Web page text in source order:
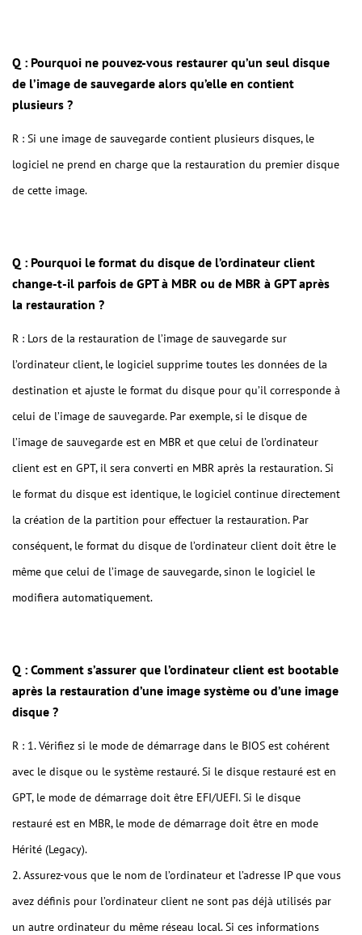
Q : Pourquoi ne pouvez-vous restaurer qu’un seul disque
de l’image de sauvegarde alors qu’elle en contient
plusieurs ?
R : Si une image de sauvegarde contient plusieurs disques, le
logiciel ne prend en charge que la restauration du premier disque
de cette image.
Q : Pourquoi le format du disque de l’ordinateur client
change-t-il parfois de GPT à MBR ou de MBR à GPT après
la restauration ?
R : Lors de la restauration de l’image de sauvegarde sur
l’ordinateur client, le logiciel supprime toutes les données de la
destination et ajuste le format du disque pour qu’il corresponde à
celui de l’image de sauvegarde. Par exemple, si le disque de
l’image de sauvegarde est en MBR et que celui de l’ordinateur
client est en GPT, il sera converti en MBR après la restauration. Si
le format du disque est identique, le logiciel continue directement
la création de la partition pour effectuer la restauration. Par
conséquent, le format du disque de l’ordinateur client doit être le
même que celui de l’image de sauvegarde, sinon le logiciel le
modifiera automatiquement.
Q : Comment s’assurer que l’ordinateur client est bootable
après la restauration d’une image système ou d’une image
disque ?
R : 1. Vérifiez si le mode de démarrage dans le BIOS est cohérent
avec le disque ou le système restauré. Si le disque restauré est en
GPT, le mode de démarrage doit être EFI/UEFI. Si le disque
restauré est en MBR, le mode de démarrage doit être en mode
Hérité (Legacy).
2. Assurez-vous que le nom de l’ordinateur et l’adresse IP que vous
avez définis pour l’ordinateur client ne sont pas déjà utilisés par
un autre ordinateur du même réseau local. Si ces informations